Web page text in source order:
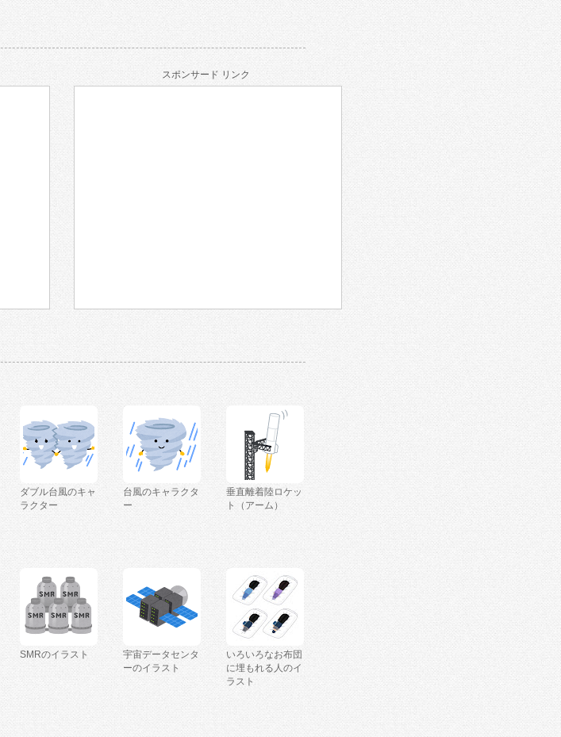
スポンサード リンク
ダブル台風のキャ
ラクター
台風のキャラクタ
ー
垂直離着陸ロケッ
ト（アーム）
SMRのイラスト
宇宙データセンタ
ーのイラスト
いろいろなお布団
に埋もれる人のイ
ラスト